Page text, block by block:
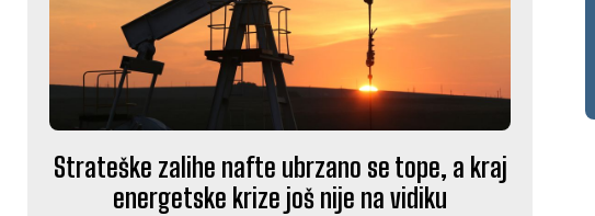
Strateške zalihe nafte ubrzano se tope, a kraj
energetske krize još nije na vidiku